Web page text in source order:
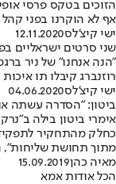
הזוכים בטקס פרסי
אף לא הוקרנו בפני
ישי קיצ'לס12.11.2020
שני סרטים ישראליים
"הנה אנחנו" של ניר
רוזנברג קיבלו תו
ישי קיצ'לס04.06.2020
ביטון: "הסדרה עשתה
אימרי ביטון בילה
כחלק מהתחקיר
מתוך תחושת שליחות",
מאיה כהן15.09.2019
הכל אודות אמא